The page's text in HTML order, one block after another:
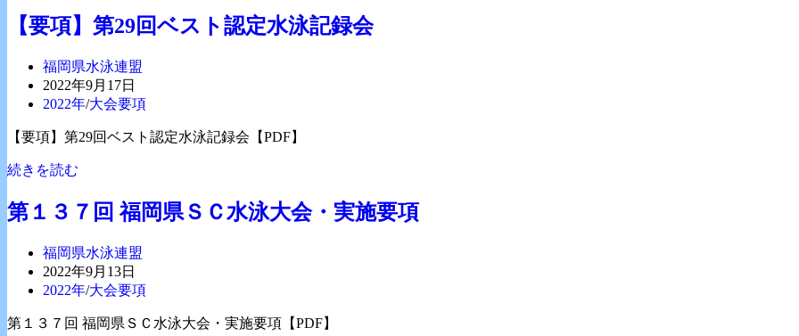
福
岡
場
大
会
要
路
大
要
項
ー:
回
冬
季
福
岡
ジ
記
認
定
水
泳
大
【要項】第29回ベスト認定水泳記録会
投
稿
者:
福岡県水泳連盟
投
稿
開
日:
2022年9月17日
投
カ
ゴ
ー:
2022年/大会要項
【要項】第29回ベスト認定水泳記録会【PDF】
続きを読む
第
29
ベ
ス
ト
認
第１３７回 福岡県ＳＣ水泳大会・実施要項
投
稿
者:
福岡県水泳連盟
投
稿
開
2022年9月13日
投
カ
2022年/大会要項
第１３７回 福岡県ＳＣ水泳大会・実施要項【PDF】